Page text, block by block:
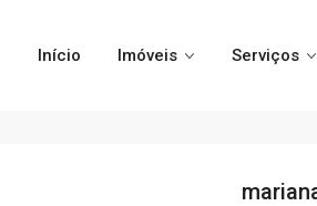
Início Imóveis Serviços